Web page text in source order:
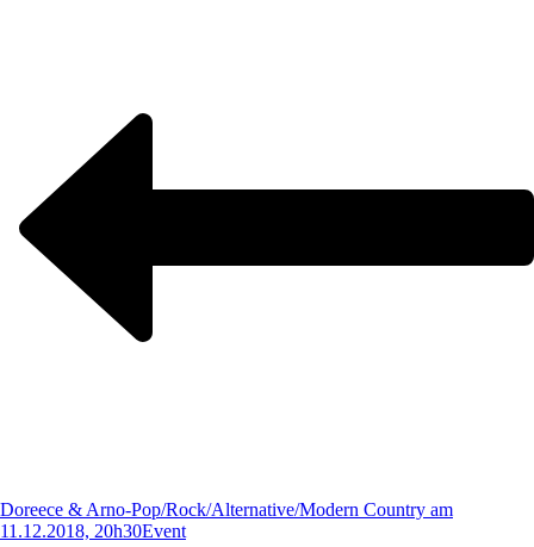
Doreece & Arno-Pop/Rock/Alternative/Modern Country am
11.12.2018, 20h30Event